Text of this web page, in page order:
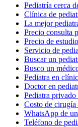
Pediatría cerca
Clínica de
La mejor
Precio consulta
Precio de
Servicio de
Buscar un
Busco un
Pediatra en
Doctor en
Pediatra privado
Costo de cirugía
WhatsApp de
Teléfono de